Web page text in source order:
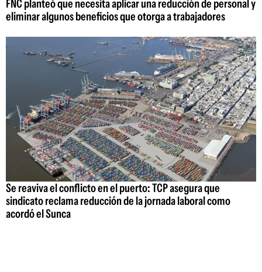
FNC planteó que necesita aplicar una reducción de personal y
eliminar algunos beneficios que otorga a trabajadores
Se reaviva el conflicto en el puerto: TCP asegura que
sindicato reclama reducción de la jornada laboral como
acordó el Sunca